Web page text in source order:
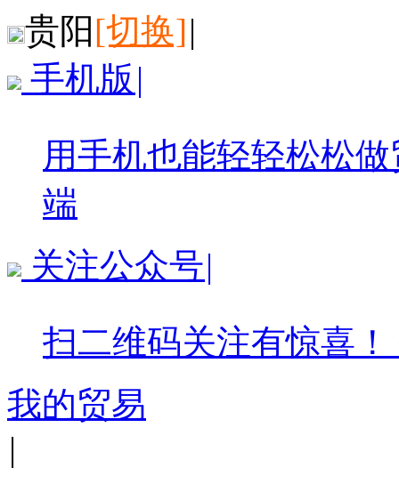
贵阳[切换]|
手机版 |
用手机也能轻轻松松
端
关注公众号|
扫二维码关注有惊喜！
我的贸易
|